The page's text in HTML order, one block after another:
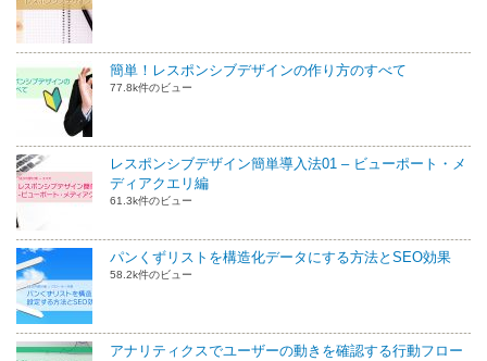
簡単！レスポンシブデザインの作り方のすべて
77.8k件のビュー
レスポンシブデザイン簡単導入法01 – ビューポート・メ
ディアクエリ編
61.3k件のビュー
パンくずリストを構造化データにする方法とSEO効果
58.2k件のビュー
アナリティクスでユーザーの動きを確認する行動フロー